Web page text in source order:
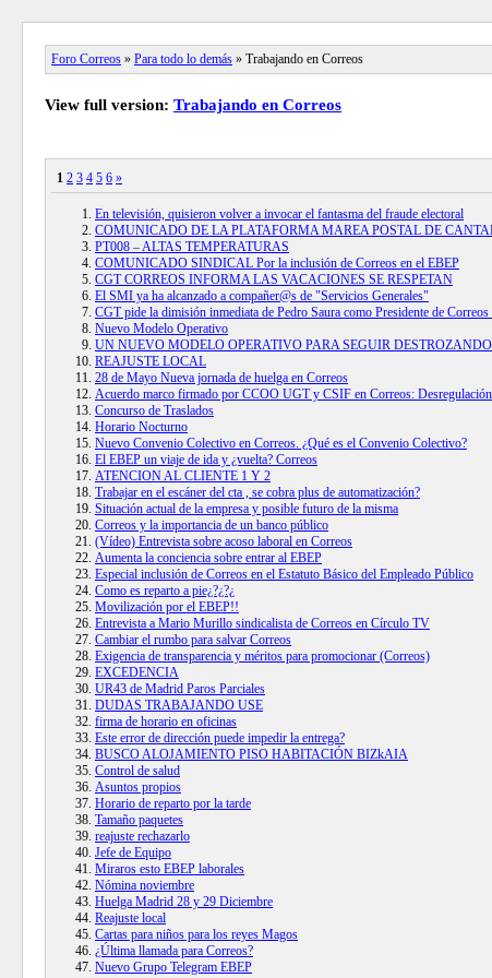
Foro Correos » Para todo lo demás » Trabajando en Correos
View full version: Trabajando en Correos
1 2 3 4 5 6 »
En televisión, quisieron volver a invocar el fantasma del fraude electoral
COMUNICADO DE LA PLATAFORMA MAREA POSTAL DE
PT008 – ALTAS TEMPERATURAS
COMUNICADO SINDICAL Por la inclusión de Correos en el EBEP
CGT CORREOS INFORMA LAS VACACIONES SE RESPETAN
El SMI ya ha alcanzado a compañer@s de "Servicios Generales"
CGT pide la dimisión inmediata de Pedro Saura como Presidente de Correos
Nuevo Modelo Operativo
UN NUEVO MODELO OPERATIVO PARA SEGUIR
REAJUSTE LOCAL
28 de Mayo Nueva jornada de huelga en Correos
Acuerdo marco firmado por CCOO UGT y CSIF en Correos:
Concurso de Traslados
Horario Nocturno
Nuevo Convenio Colectivo en Correos. ¿Qué es el Convenio Colectivo?
El EBEP un viaje de ida y ¿vuelta? Correos
ATENCION AL CLIENTE 1 Y 2
Trabajar en el escáner del cta , se cobra plus de automatización?
Situación actual de la empresa y posible futuro de la misma
Correos y la importancia de un banco público
(Vídeo) Entrevista sobre acoso laboral en Correos
Aumenta la conciencia sobre entrar al EBEP
Especial inclusión de Correos en el Estatuto Básico del Empleado Público
Como es reparto a pie¿?¿?¿
Movilización por el EBEP!!
Entrevista a Mario Murillo sindicalista de Correos en Círculo TV
Cambiar el rumbo para salvar Correos
Exigencia de transparencia y méritos para promocionar (Correos)
EXCEDENCIA
UR43 de Madrid Paros Parciales
DUDAS TRABAJANDO USE
firma de horario en oficinas
Este error de dirección puede impedir la entrega?
BUSCO ALOJAMIENTO PISO HABITACIÓN BIZkAIA
Control de salud
Asuntos propios
Horario de reparto por la tarde
Tamaño paquetes
reajuste rechazarlo
Jefe de Equipo
Miraros esto EBEP laborales
Nómina noviembre
Huelga Madrid 28 y 29 Diciembre
Reajuste local
Cartas para niños para los reyes Magos
¿Última llamada para Correos?
Nuevo Grupo Telegram EBEP